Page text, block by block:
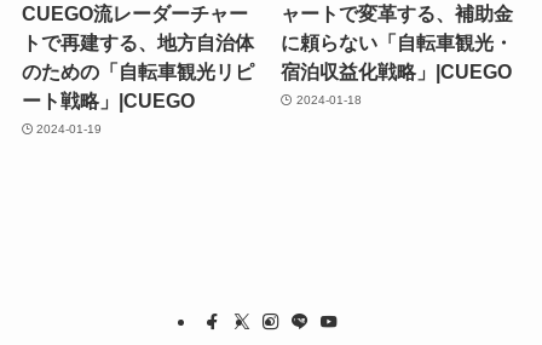
CUEGO流レーダーチャー
トで再建する、地方自治体
のための「自転車観光リピ
ート戦略」|CUEGO
2024-01-19
ャートで変革する、補助金
に頼らない「自転車観光・
宿泊収益化戦略」|CUEGO
2024-01-18